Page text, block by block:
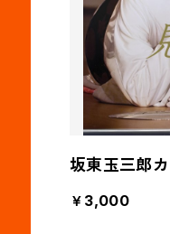
坂東玉三郎
￥3,000